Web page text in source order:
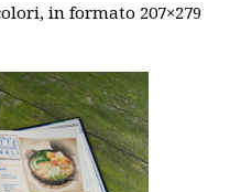
in formato 207×279